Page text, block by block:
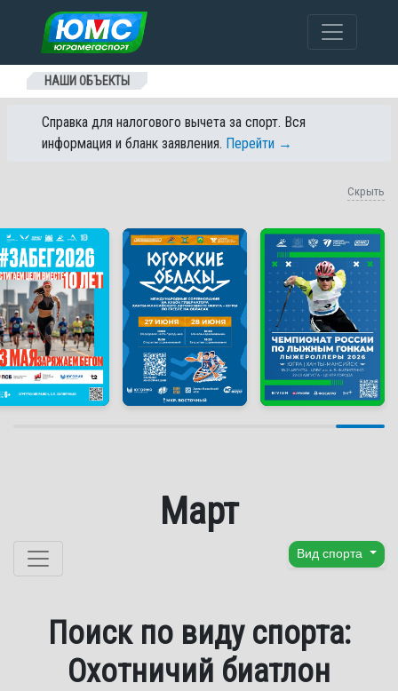
Перейти к содержанию
НАШИ ОБЪЕКТЫ
Справка для налогового вычета за спорт. Вся
информация и бланк заявления. Перейти →
Скрыть
Март
Перейти к содержанию Вид спорта
Поиск по виду спорта:
Охотничий биатлон